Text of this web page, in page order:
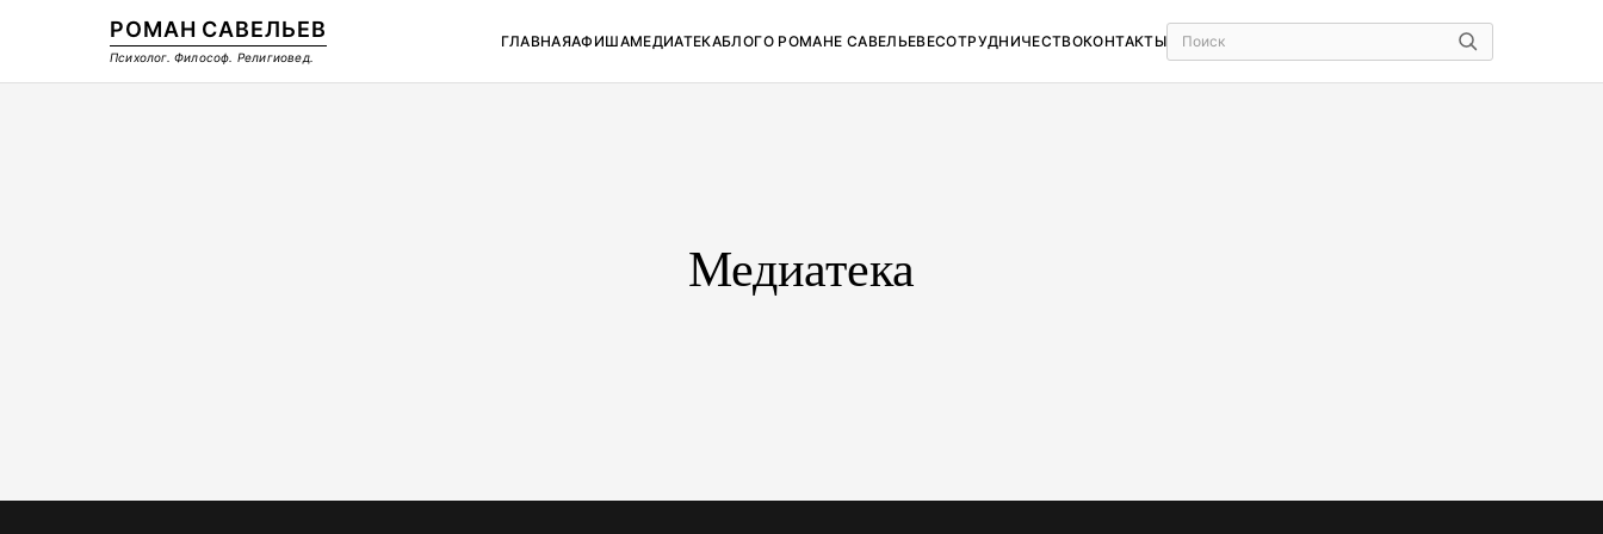
РОМАН САВЕЛЬЕВ
Психолог. Философ. Религиовед.
ГЛАВНАЯАФИШАМЕДИАТЕКАБЛОГО РОМАНЕ САВЕЛЬЕВЕСОТРУДНИЧЕСТВОКОНТАКТЫ
Медиатека